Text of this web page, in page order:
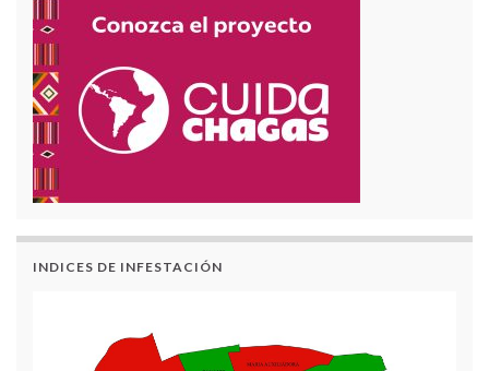
INDICES DE INFESTACIÓN